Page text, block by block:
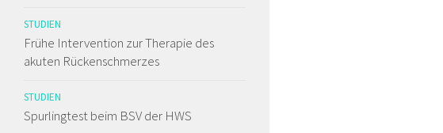
STUDIEN
Frühe Intervention zur Therapie des
akuten Rückenschmerzes
STUDIEN
Spurlingtest beim BSV der HWS